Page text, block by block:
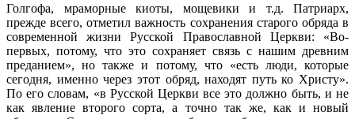
Голгофа, мраморные киоты, мощевики и т.д. Патриарх,
прежде всего, отметил важность сохранения старого обряда в
современной жизни Русской Православной Церкви: «Во-
первых, потому, что это сохраняет связь с нашим древним
преданием», но также и потому, что «есть люди, которые
сегодня, именно через этот обряд, находят путь ко Христу».
По его словам, «в Русской Церкви все это должно быть, и не
как явление второго сорта, а точно так же, как и новый